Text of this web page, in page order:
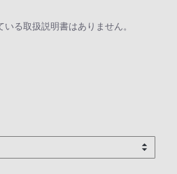
る取扱説明書はありません。